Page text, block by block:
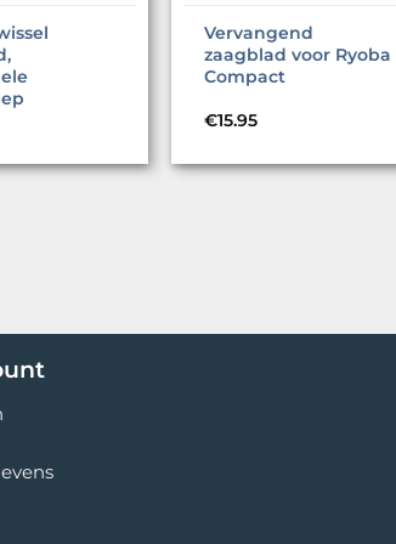
Vervangend
zaagblad voor Ryoba
Compact
€15.95